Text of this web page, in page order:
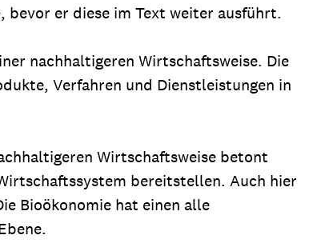
bevor er diese im Text weiter ausführt.
nachhaltigeren Wirtschaftsweise. Die
Verfahren und Dienstleistungen in
Wirtschaftsweise betont
bereitstellen. Auch hier
Bioökonomie hat einen alle